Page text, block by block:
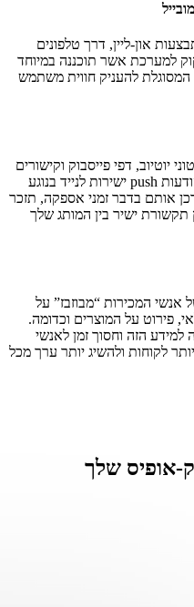
מתבצעות און-ליין, דרך טלפונים
למערכת אשר תוכננה במיוחד
המסוגלת להעניק חווית משתמש
יוטיוב, דפי פייסבוק וקישורים
ישירים לאתר שלך, שלח להם הודעות push ישירות לנייד בנוגע
אותם בדבר זמני אספקה, תזכר
ישיר בין המותג שלך
70% מזמנם של אנשי המכירות “מבוזבז” על
פירוט על המוצרים וכדומה.
הזה וחסוך זמן לאנשי
לקוחות ולהשיג יותר ערך מכל
אופיס שלך